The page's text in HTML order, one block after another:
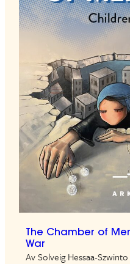
The Chamber of
War
Av Solveig Hessaa-